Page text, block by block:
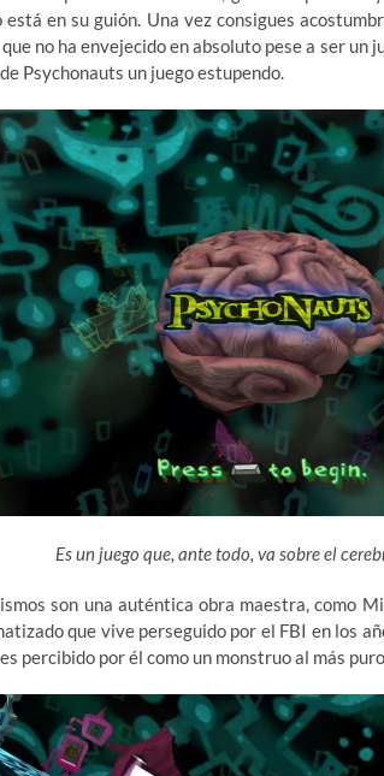
está en su guión. Una vez consigues
no ha envejecido en absoluto pese a ser un
Psychonauts un juego estupendo.
Es un juego que, ante todo, va sobre el
son una auténtica obra maestra, como
que vive perseguido por el FBI en los
percibido por él como un monstruo al más